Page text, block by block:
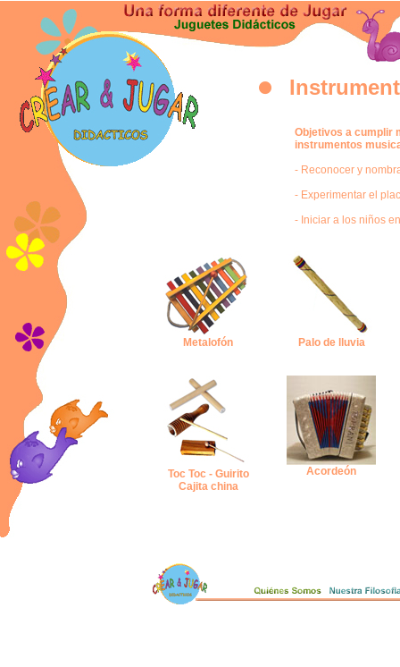
Objetivos a cumplir
instrumentos
- Reconocer y
- Experimentar el
- Iniciar a los niños
Metalofón Palo de lluvia
Toc Toc - Guirito
Cajita china
Acordeón